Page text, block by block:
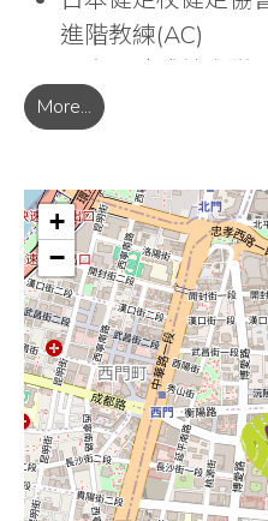
更好的自己。
我曾看見學員透
笑容，甚至是面對
健走杖是陪伴與支
✨ 想邀請您和我一
快樂，也走出屬於
「千金難買早知道
到。」您的健康從
進階教練(AC)
走銀級指導員
More...
+
−